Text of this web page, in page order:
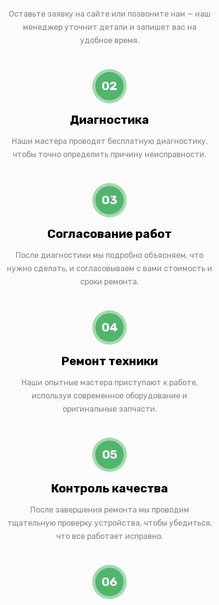
Оставьте заявку на сайте или позвоните нам — наш
менеджер уточнит детали и запишет вас на
удобное время.
02
Диагностика
Наши мастера проводят бесплатную диагностику,
чтобы точно определить причину неисправности.
03
Согласование работ
После диагностики мы подробно объясняем, что
нужно сделать, и согласовываем с вами стоимость и
сроки ремонта.
04
Ремонт техники
Наши опытные мастера приступают к работе,
используя современное оборудование и
оригинальные запчасти.
05
Контроль качества
После завершения ремонта мы проводим
тщательную проверку устройства, чтобы убедиться,
что все работает исправно.
06